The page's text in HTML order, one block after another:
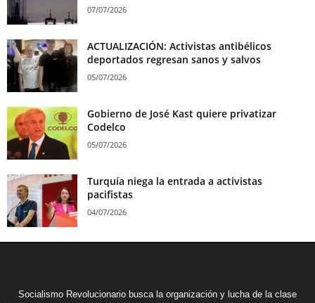
07/07/2026
ACTUALIZACIÓN: Activistas antibélicos
deportados regresan sanos y salvos
05/07/2026
Gobierno de José Kast quiere privatizar
Codelco
05/07/2026
Turquía niega la entrada a activistas
pacifistas
04/07/2026
Socialismo Revolucionario busca la organización y lucha de la clase